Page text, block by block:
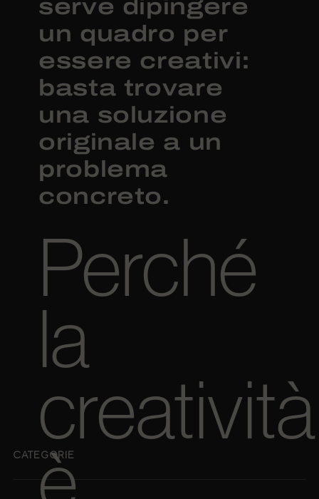
un quadro per
essere creativi:
basta trovare
una soluzione
originale a un
problema
concreto.
Perché
la
creatività
CATEGORIE